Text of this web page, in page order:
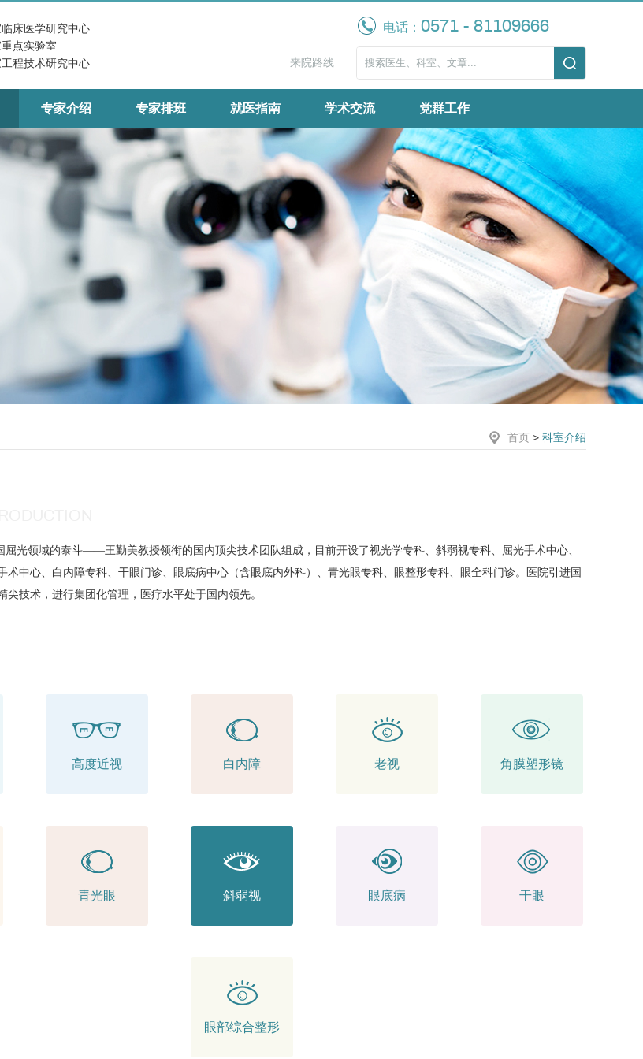
临床医学研究中心
重点实验室
工程技术研究中心
电话： 0571 - 81109666
来院路线
专家介绍 专家排班 就医指南 学术交流 党群工作
首页 > 科室介绍
屈光领域的泰斗——王勤美教授领衔的国内顶尖技术团队组成，目前开设了视光学专科、斜弱视专科、屈光手术中心、
术中心、白内障专科、干眼门诊、眼底病中心（含眼底内外科）、青光眼专科、眼整形专科、眼全科门诊。医院引进国
尖技术，进行集团化管理，医疗水平处于国内领先。
高度近视 白内障 老视 角膜塑形镜
青光眼 斜弱视 眼底病 干眼
眼部综合整形